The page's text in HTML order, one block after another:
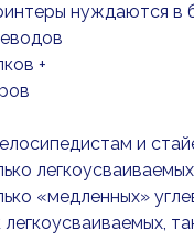
нуждаются в
+
и
«медленных»
легкоусваиваемых,